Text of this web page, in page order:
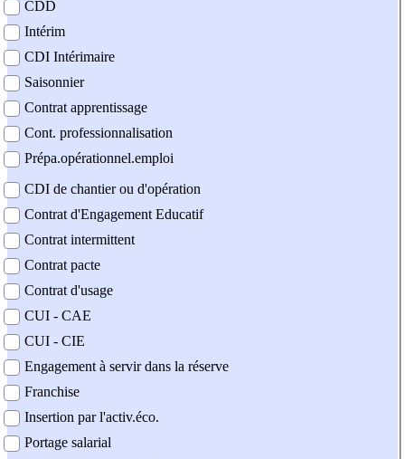
CDD
Intérim
CDI Intérimaire
Saisonnier
Contrat apprentissage
Cont. professionnalisation
Prépa.opérationnel.emploi
CDI de chantier ou d'opération
Contrat d'Engagement Educatif
Contrat intermittent
Contrat pacte
Contrat d'usage
CUI - CAE
CUI - CIE
Engagement à servir dans la réserve
Franchise
Insertion par l'activ.éco.
Portage salarial